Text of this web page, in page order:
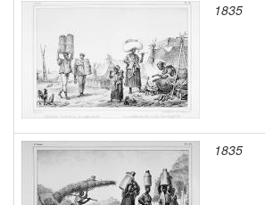
1835
1835